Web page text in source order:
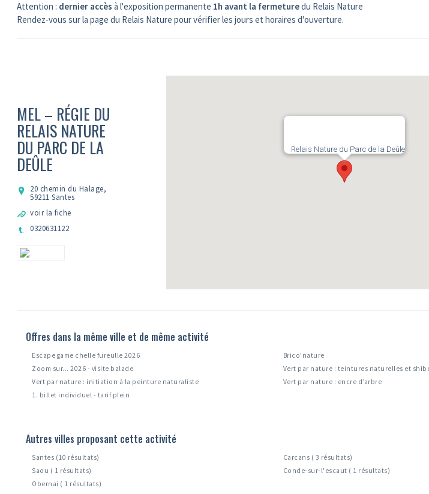
Attention : dernier accès à l'exposition permanente 1h avant la fermeturedu Relais Nature
Rendez-vous sur la page du Relais Nature pour vérifier les jours et horaires d'ouverture.
MEL – RÉGIE DU
RELAIS NATURE
DU PARC DE LA
DEÛLE
20 chemin du Halage,
59211 Santes
voir la fiche
0320631122
Relais Nature du Parc de la Deûle
Offres dans la même ville et de même activité
Escape game chelle fureulle 2026 Brico'nature
Zoom sur... 2026 - visite balade
Vert par nature : teintures naturelles et
Vert par nature : initiation à la peinture naturaliste
Vert par nature : encre d’arbre
1. billet individuel - tarif plein
Autres villes proposant cette activité
Santes (10 résultats) Carcans ( 3 résultats)
Saou ( 1 résultats)
Conde-sur-l'escaut ( 1 résultats)
Obernai ( 1 résultats)